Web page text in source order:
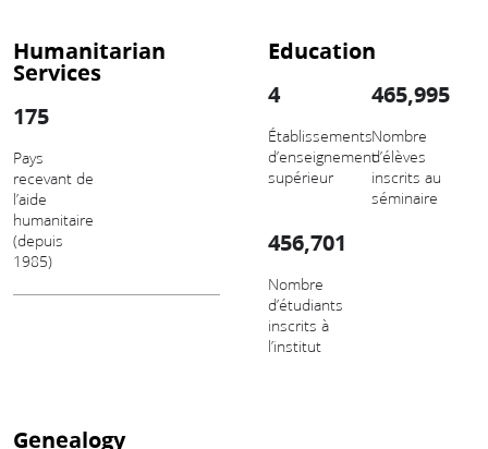
Humanitarian
Services
175
Pays
recevant de
l’aide
humanitaire
(depuis
1985)
Education
4
Établissements
d’enseignement
supérieur
465,995
Nombre
d’élèves
inscrits au
séminaire
456,701
Nombre
d’étudiants
inscrits à
l’institut
Genealogy